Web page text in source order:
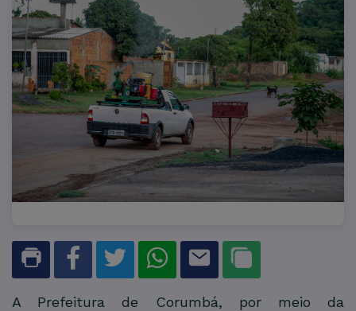
A Prefeitura de Corumbá, por meio da